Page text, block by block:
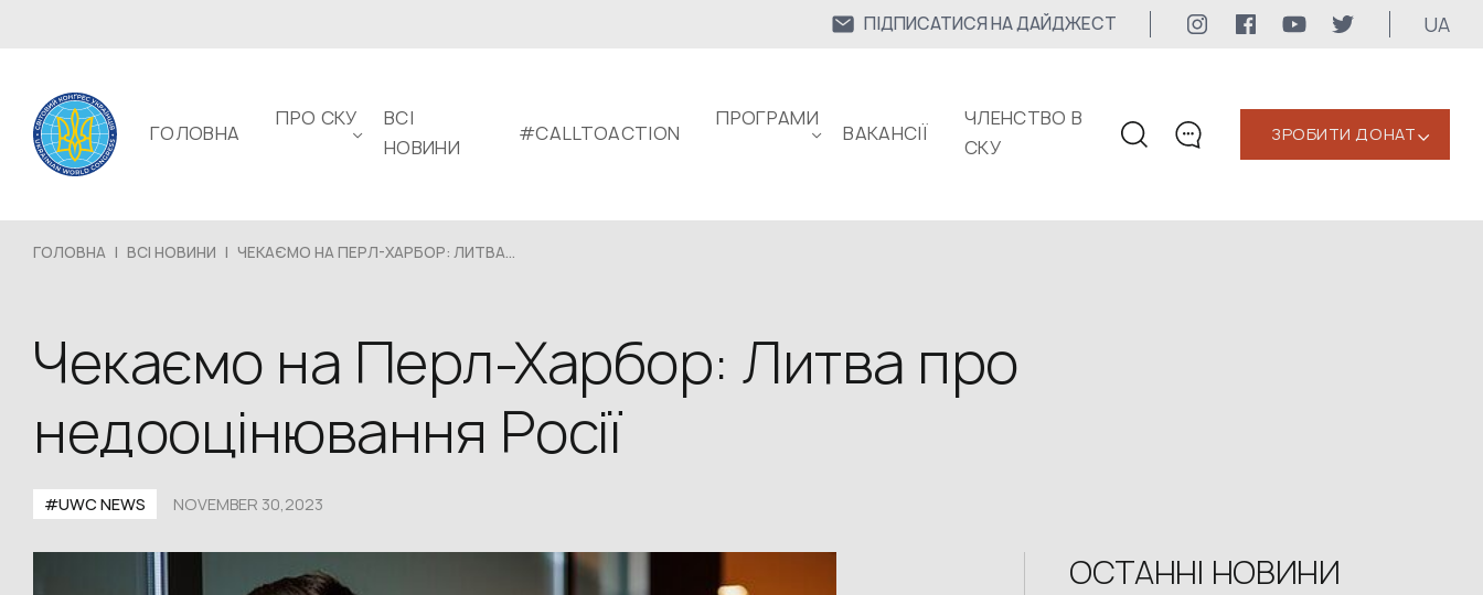
ПІДПИСАТИСЯ НА ДАЙДЖЕСТ UA
ГОЛОВНА
ПРО СКУ
ВСІ
НОВИНИ
#CALLTOACTION
ПРОГРАМИ
ВАКАНСІЇ
ЧЛЕНСТВО В
СКУ
КОНТАКТИ
ЗРОБИТИ ДОНАТ‹
ГОЛОВНА | ВСІ НОВИНИ | ЧЕКАЄМО НА ПЕРЛ-ХАРБОР: ЛИТВА...
Чекаємо на Перл-Харбор: Литва про
недооцінювання Росії
#UWС NEWS NOVEMBER 30,2023
ОСТАННІ НОВИНИ